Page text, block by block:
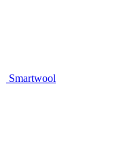
Smartwool